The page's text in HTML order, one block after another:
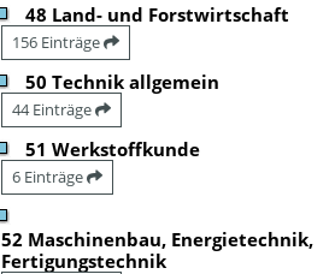
48 Land- und Forstwirtschaft
156 Einträge
50 Technik allgemein
44 Einträge
51 Werkstoffkunde
6 Einträge
52 Maschinenbau, Energietechnik,
Fertigungstechnik